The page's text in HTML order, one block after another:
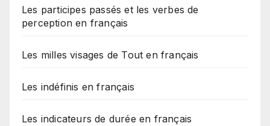
Les participes passés et les verbes de
perception en français
Les milles visages de Tout en français
Les indéfinis en français
Les indicateurs de durée en français